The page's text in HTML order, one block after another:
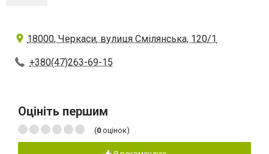
18000, Черкаси, вулиця Смілянська, 120/1
+380(47)263-69-15
Оцініть першим
(0 оцінок)